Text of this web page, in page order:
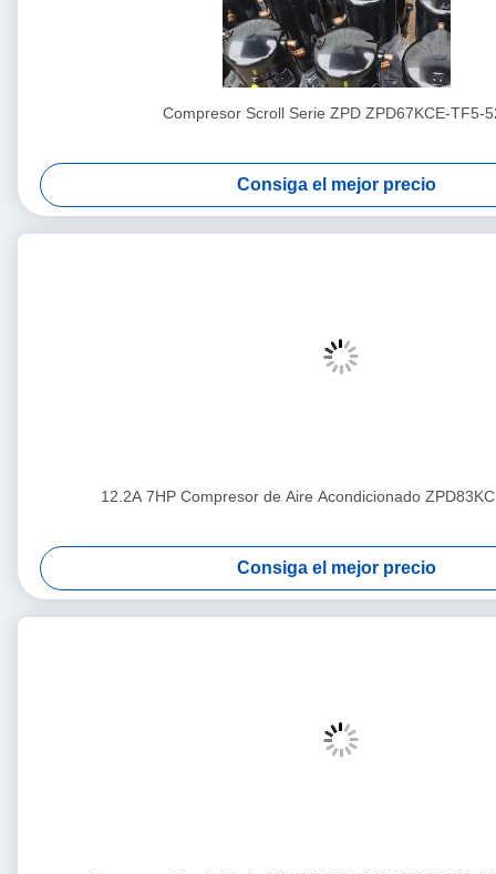
Compresor Scroll Serie ZPD ZPD67KCE-TF5-
Consiga el mejor precio
12.2A 7HP Compresor de Aire Acondicionado
Consiga el mejor precio